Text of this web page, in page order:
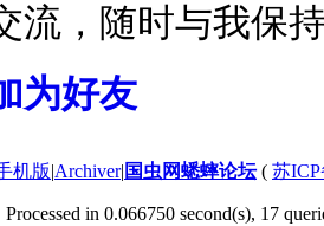
流，随时与我保
为好友
机版|Archiver| 国虫网蟋蟀论坛( 苏ICP
Processed in 0.066750 second(s), 17